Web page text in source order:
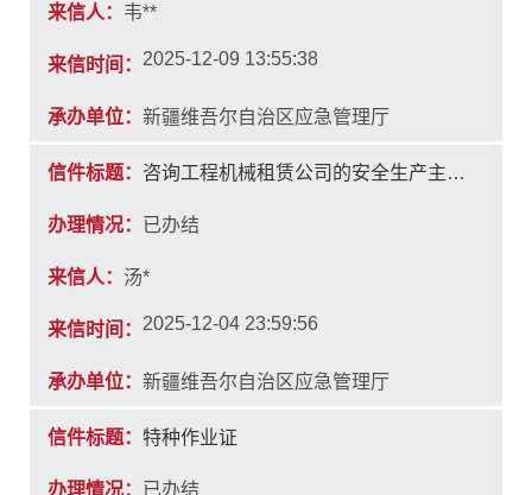
来信人： 韦**
来信时间： 2025-12-09 13:55:38
承办单位： 新疆维吾尔自治区应急管理厅
信件标题： 咨询工程机械租赁公司的安全生产主管单位
办理情况： 已办结
来信人： 汤*
来信时间： 2025-12-04 23:59:56
承办单位： 新疆维吾尔自治区应急管理厅
信件标题： 特种作业证
办理情况： 已办结